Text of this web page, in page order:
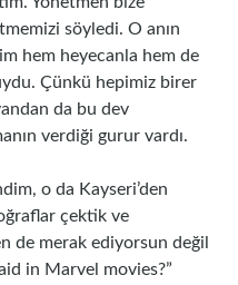
söyledi. O anın
hem heyecanla hem de
Çünkü hepimiz birer
da bu dev
verdiği gurur vardı.
o da Kayseri’den
çektik ve
de merak ediyorsun değil
in Marvel movies?”